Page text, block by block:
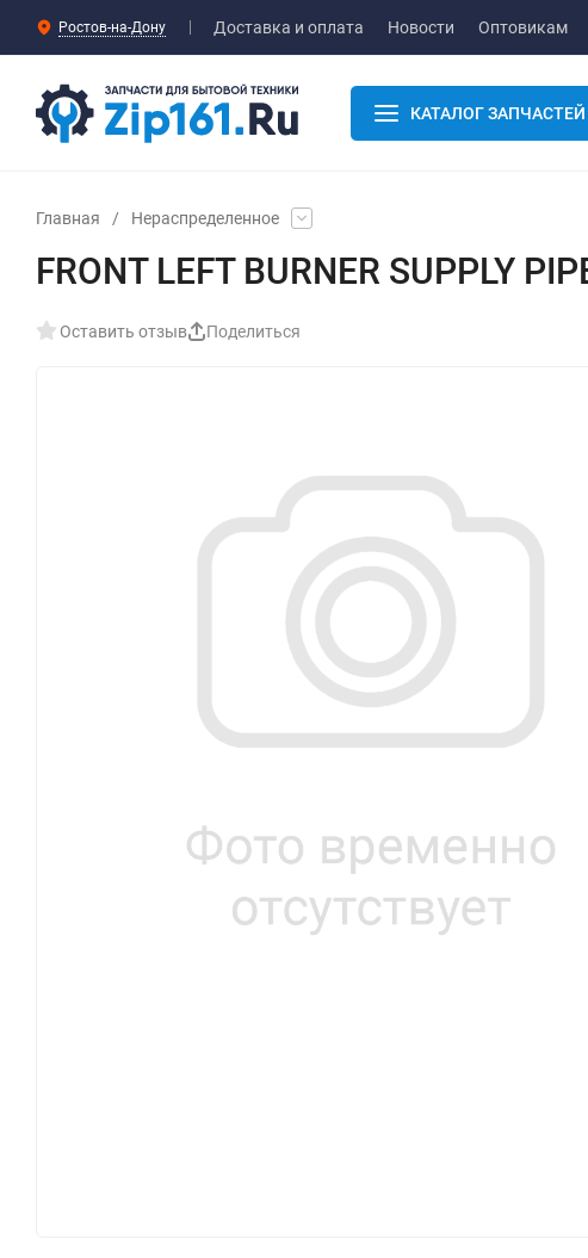
Ростов-на-Дону Доставка и оплата Новости Оптовикам
КАТАЛОГ ЗАПЧАСТЕЙ
Главная / Нераспределенное
FRONT LEFT BURNER SUPPLY
Оставить отзыв Поделиться